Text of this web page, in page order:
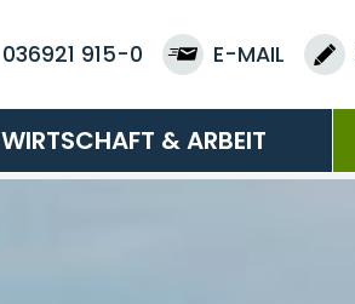
036921 915-0 E-MAIL
WIRTSCHAFT & ARBEIT